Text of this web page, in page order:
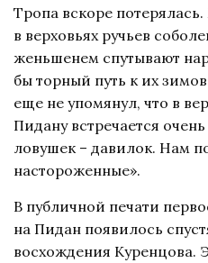
Тропа вскоре
в верховьях ручьев
женьшенем спутывают
бы торный путь к их
еще не упомянул, что в
Пидану встречается
ловушек – давилок. Нам
настороженные».
В публичной печати
на Пидан появилось
восхождения Куренцова.